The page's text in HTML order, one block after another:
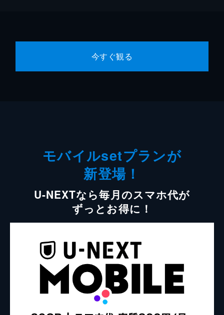
今すぐ観る
モバイルsetプランが
新登場！
U-NEXTなら毎月のスマホ代が
ずっとお得に！